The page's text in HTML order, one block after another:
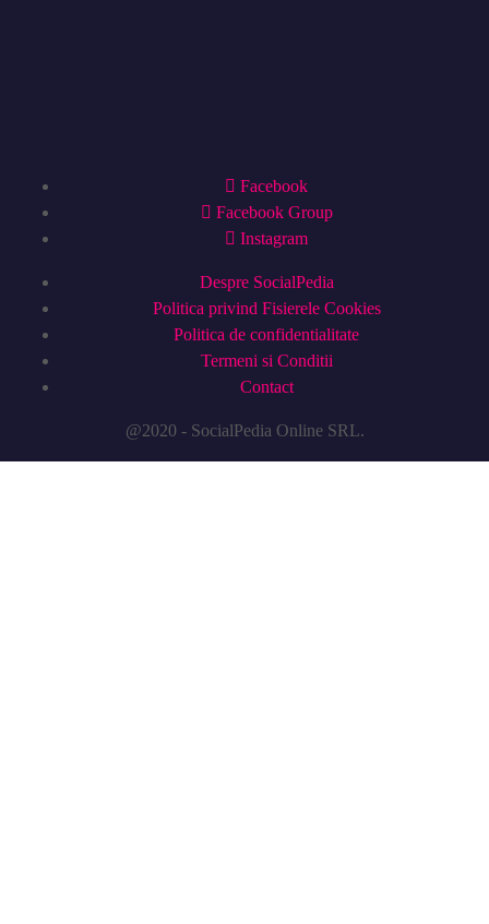
Facebook
Facebook Group
Instagram
Despre SocialPedia
Politica privind Fisierele Cookies
Politica de confidentialitate
Termeni si Conditii
Contact
@2020 - SocialPedia Online SRL.